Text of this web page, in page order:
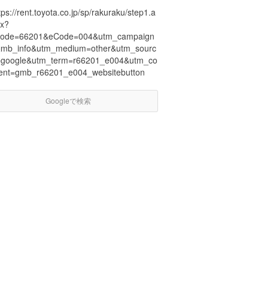
rent.toyota.co.jp/sp/rakuraku/step1.a
Googleで検索